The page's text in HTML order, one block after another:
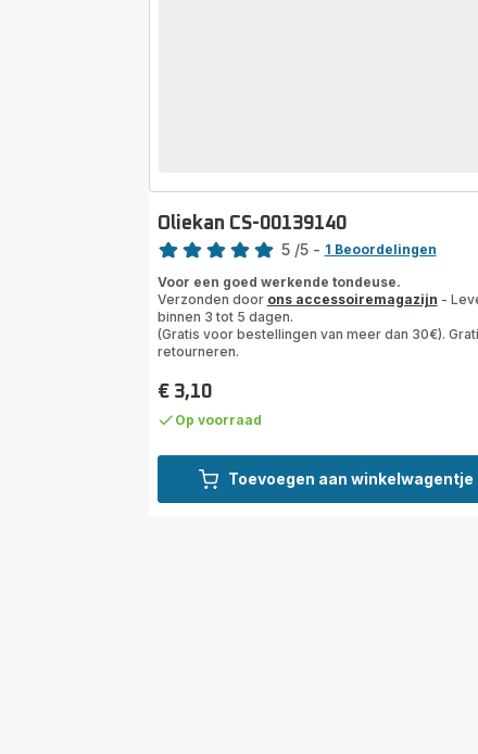
Toevoegen aan winkelwagentje
Oliekan CS-00139140
Beoordeling
met
5
sterren
(gemiddeld)
5 /5 - 1 Beoordelingen
Voor een goed werkende tondeuse.
Verzonden door ons accessoiremagazijn -
binnen 3 tot 5 dagen.
(Gratis voor bestellingen van meer dan 30€).
retourneren.
Prijs
€ 3,10
Op voorraad